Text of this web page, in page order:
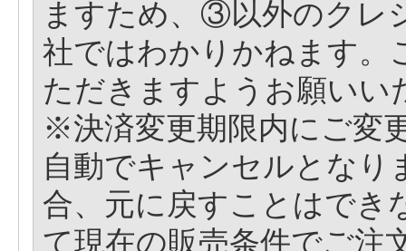
ますため、③以外のクレ
社ではわかりかねます。
ただきますようお願いい
※決済変更期限内にご変
自動でキャンセルとな
合、元に戻すことはでき
て現在の販売条件でご注